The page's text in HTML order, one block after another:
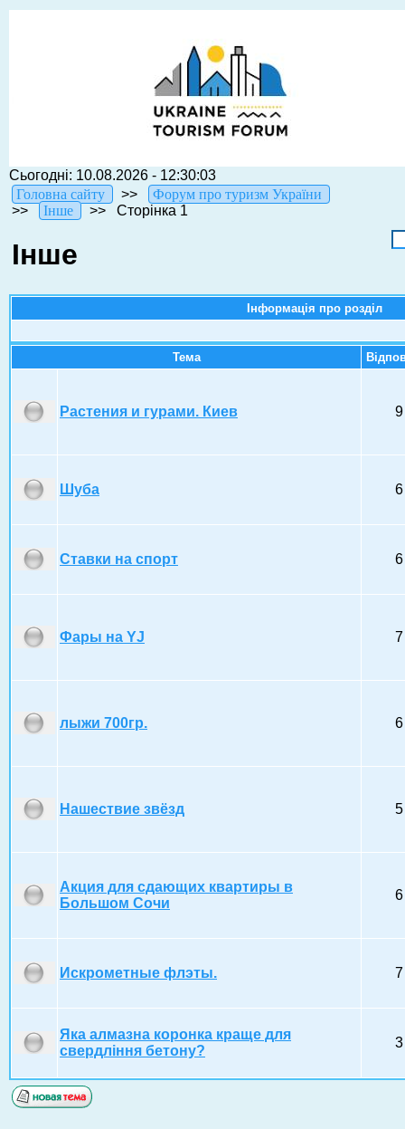
Сьогодні: 10.08.2026 - 12:30:03
Головна сайту
>>
Форум про туризм України
>>
Інше >> Сторінка 1
Інше
Інформація про розділ
Тема
Растения и гурами. Киев 9
Шуба 6
Ставки на спорт 6
Фары на YJ 7
лыжи 700гр. 6
Нашествие звёзд 5
Акция для сдающих квартиры в
Большом Сочи
6
Искрометные флэты. 7
Яка алмазна коронка краще для
свердління бетону?
3